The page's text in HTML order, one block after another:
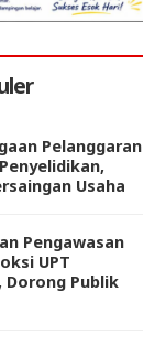
Pelanggaran
Usaha
Pengawasan
UPT
Dorong Publik